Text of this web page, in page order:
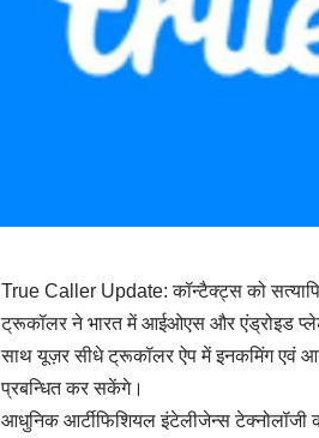
True Caller Update: कॉन्टैक्ट्स को
ट्रूकॉलर ने भारत में आईओएस और एंड्रोइड
साथ यूज़र सीधे ट्रूकॉलर ऐप में इनकमिंग एवं
प्रबन्धित कर सकेंगे।
आधुनिक आर्टीफिशियल इंटेलीजेन्स टेक्नोलॉजी